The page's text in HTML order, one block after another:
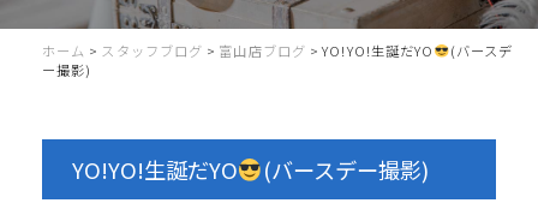
ホーム > スタッフブログ > 富山店ブログ >YO!YO!生誕だYO
(バースデ
ー撮影)
YO!YO!生誕だYO (バースデー撮影)